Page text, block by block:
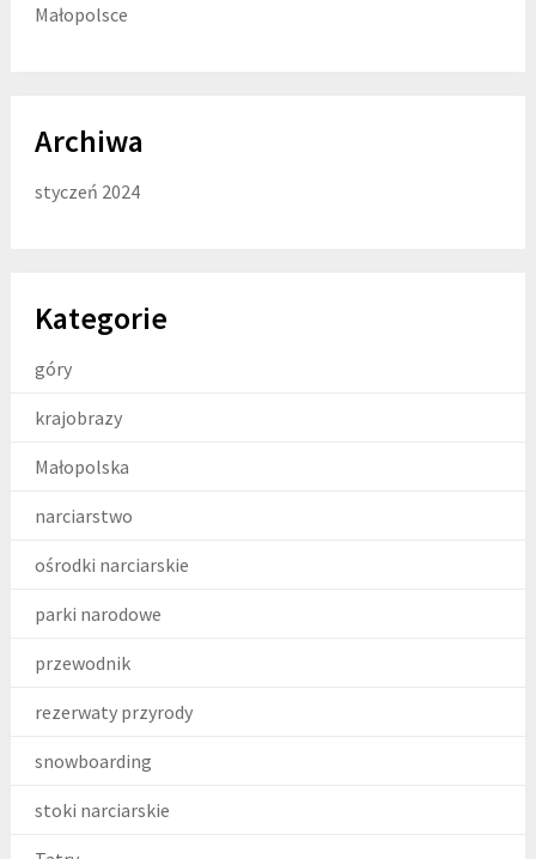
Małopolsce
Archiwa
styczeń 2024
Kategorie
góry
krajobrazy
Małopolska
narciarstwo
ośrodki narciarskie
parki narodowe
przewodnik
rezerwaty przyrody
snowboarding
stoki narciarskie